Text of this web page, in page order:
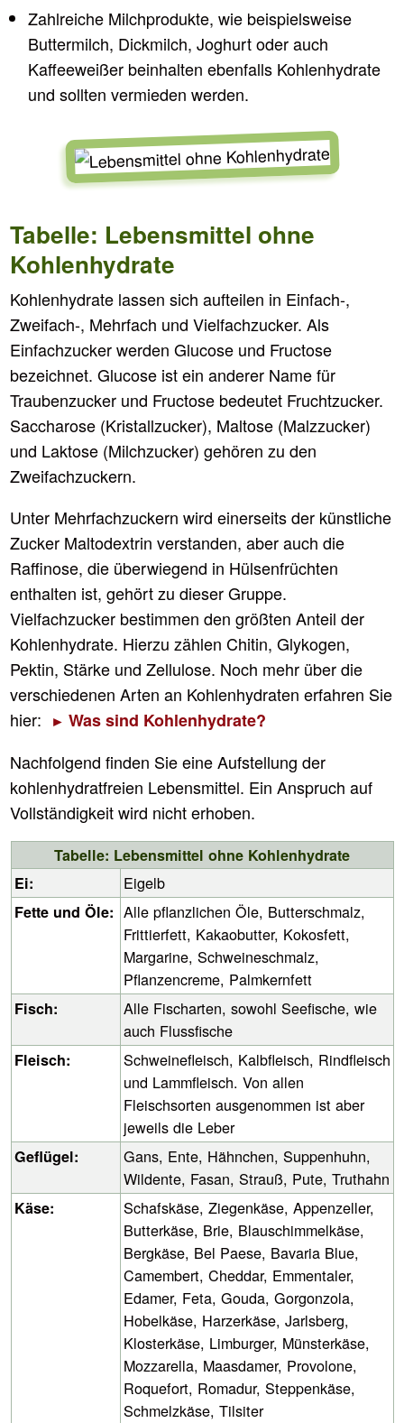
Zahlreiche Milchprodukte, wie beispielsweise
Buttermilch, Dickmilch, Joghurt oder auch
Kaffeeweißer beinhalten ebenfalls Kohlenhydrate
und sollten vermieden werden.
Tabelle: Lebensmittel ohne
Kohlenhydrate
Kohlenhydrate lassen sich aufteilen in Einfach-,
Zweifach-, Mehrfach und Vielfachzucker. Als
Einfachzucker werden Glucose und Fructose
bezeichnet. Glucose ist ein anderer Name für
Traubenzucker und Fructose bedeutet Fruchtzucker.
Saccharose (Kristallzucker), Maltose (Malzzucker)
und Laktose (Milchzucker) gehören zu den
Zweifachzuckern.
Unter Mehrfachzuckern wird einerseits der künstliche
Zucker Maltodextrin verstanden, aber auch die
Raffinose, die überwiegend in Hülsenfrüchten
enthalten ist, gehört zu dieser Gruppe.
Vielfachzucker bestimmen den größten Anteil der
Kohlenhydrate. Hierzu zählen Chitin, Glykogen,
Pektin, Stärke und Zellulose. Noch mehr über die
verschiedenen Arten an Kohlenhydraten erfahren Sie
hier:
Was sind Kohlenhydrate?
Nachfolgend finden Sie eine Aufstellung der
kohlenhydratfreien Lebensmittel. Ein Anspruch auf
Vollständigkeit wird nicht erhoben.
Tabelle: Lebensmittel ohne Kohlenhydrate
Ei:
Eigelb
Fette und Öle: Alle pflanzlichen Öle, Butterschmalz,
Frittierfett, Kakaobutter, Kokosfett,
Margarine, Schweineschmalz,
Pflanzencreme, Palmkernfett
Fisch:
Alle Fischarten, sowohl Seefische, wie
auch Flussfische
Fleisch:
Schweinefleisch, Kalbfleisch, Rindfleisch
und Lammfleisch. Von allen
Fleischsorten ausgenommen ist aber
jeweils die Leber
Geflügel:
Gans, Ente, Hähnchen, Suppenhuhn,
Wildente, Fasan, Strauß, Pute, Truthahn
Käse:
Schafskäse, Ziegenkäse, Appenzeller,
Butterkäse, Brie, Blauschimmelkäse,
Bergkäse, Bel Paese, Bavaria Blue,
Camembert, Cheddar, Emmentaler,
Edamer, Feta, Gouda, Gorgonzola,
Hobelkäse, Harzerkäse, Jarlsberg,
Klosterkäse, Limburger, Münsterkäse,
Mozzarella, Maasdamer, Provolone,
Roquefort, Romadur, Steppenkäse,
Schmelzkäse, Tilsiter